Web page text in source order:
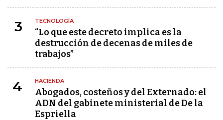
3 TECNOLOGÍA
“Lo que este decreto implica es la
destrucción de decenas de miles de
trabajos”
4 HACIENDA
Abogados, costeños y del Externado: el
ADN del gabinete ministerial de De la
Espriella